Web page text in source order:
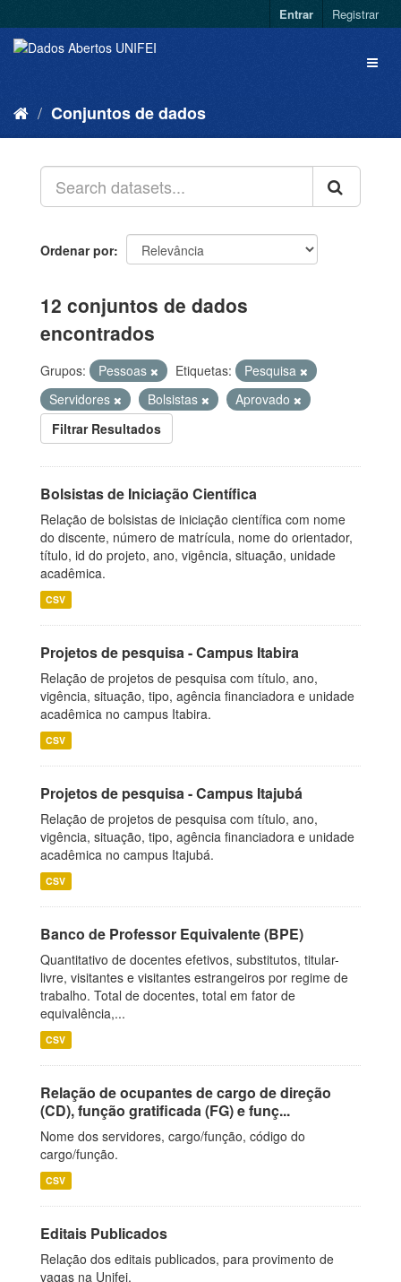
Entrar Registrar
Conjuntos de dados
Ordenar por
12 conjuntos de dados
encontrados
Grupos: Pessoas Etiquetas:
Pesquisa
Servidores
Bolsistas
Aprovado
Filtrar Resultados
Bolsistas de Iniciação Científica
Relação de bolsistas de iniciação científica com nome
do discente, número de matrícula, nome do orientador,
título, id do projeto, ano, vigência, situação, unidade
acadêmica.
CSV
Projetos de pesquisa - Campus Itabira
Relação de projetos de pesquisa com título, ano,
vigência, situação, tipo, agência financiadora e unidade
acadêmica no campus Itabira.
CSV
Projetos de pesquisa - Campus Itajubá
Relação de projetos de pesquisa com título, ano,
vigência, situação, tipo, agência financiadora e unidade
acadêmica no campus Itajubá.
CSV
Banco de Professor Equivalente (BPE)
Quantitativo de docentes efetivos, substitutos, titular-
livre, visitantes e visitantes estrangeiros por regime de
trabalho. Total de docentes, total em fator de
equivalência,...
CSV
Relação de ocupantes de cargo de direção
(CD), função gratificada (FG) e funç...
Nome dos servidores, cargo/função, código do
cargo/função.
CSV
Editais Publicados
Relação dos editais publicados, para provimento de
vagas na Unifei.